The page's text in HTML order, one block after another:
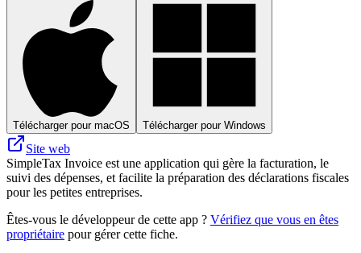
Télécharger pour macOS Télécharger pour Windows
Site web
SimpleTax Invoice est une application qui gère la facturation, le
suivi des dépenses, et facilite la préparation des déclarations fiscales
pour les petites entreprises.
Êtes-vous le développeur de cette app ? Vérifiez que vous en êtes
propriétaire pour gérer cette fiche.